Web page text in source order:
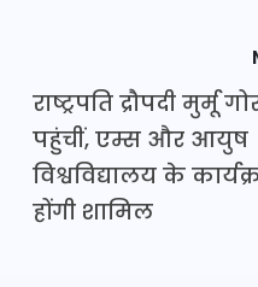
राष्ट्रपति द्रौपदी मुर्मू
पहुंचीं, एम्स और आयुष
विश्वविद्यालय के
होंगी शामिल